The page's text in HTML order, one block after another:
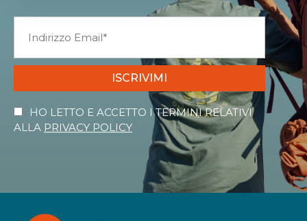
ISCRIVIMI
HO LETTO E ACCETTO I TERMINI RELATIVI
ALLA PRIVACY POLICY